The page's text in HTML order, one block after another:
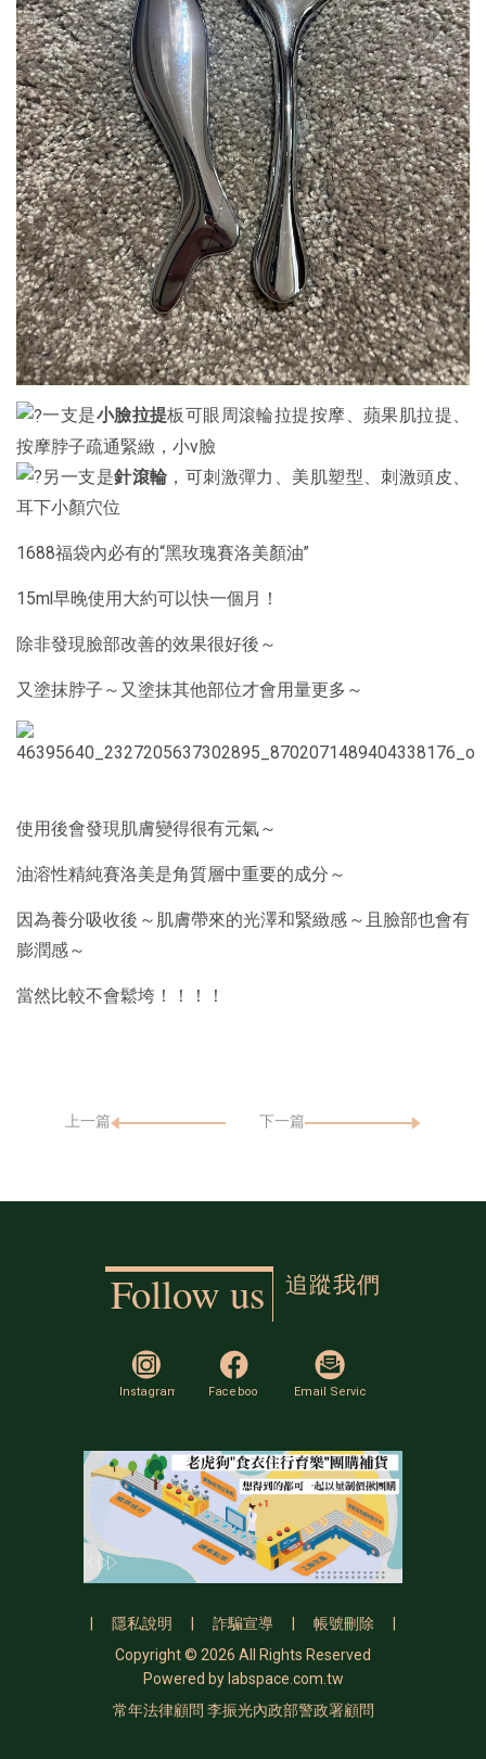
一支是小臉拉提板可眼周滾輪拉提按摩、蘋果肌拉提、
按摩脖子疏通緊緻，小v臉
另一支是針滾輪 ，可刺激彈力、美肌塑型、刺激頭皮、
耳下小顏穴位
1688福袋內必有的“黑玫瑰賽洛美顏油”
15ml早晚使用大約可以快一個月！
除非發現臉部改善的效果很好後～
又塗抹脖子～又塗抹其他部位才會用量更多～
使用後會發現肌膚變得很有元氣～
油溶性精純賽洛美是角質層中重要的成分～
因為養分吸收後～肌膚帶來的光澤和緊緻感～且臉部也會有
膨潤感～
當然比較不會鬆垮！！！！
上一篇 下一篇
Follow us 追蹤我們
隱私說明 詐騙宣導 帳號刪除
Copyright © 2026 All Rights Reserved
Powered by labspace.com.tw
常年法律顧問 李振光內政部警政署顧問